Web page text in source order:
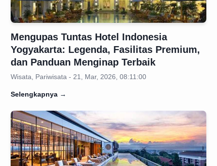
Mengupas Tuntas Hotel Indonesia
Yogyakarta: Legenda, Fasilitas Premium,
dan Panduan Menginap Terbaik
Wisata, Pariwisata - 21, Mar, 2026, 08:11:00
Selengkapnya →